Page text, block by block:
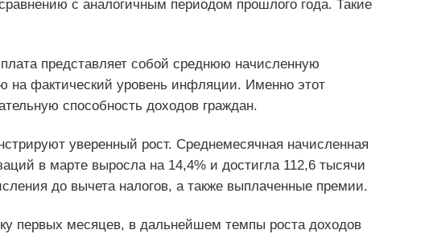
с аналогичным периодом прошлого года. Такие
представляет собой среднюю начисленную
на фактический уровень инфляции. Именно этот
способность доходов граждан.
уверенный рост. Среднемесячная начисленная
в марте выросла на 14,4% и достигла 112,6 тысячи
до вычета налогов, а также выплаченные премии.
первых месяцев, в дальнейшем темпы роста доходов